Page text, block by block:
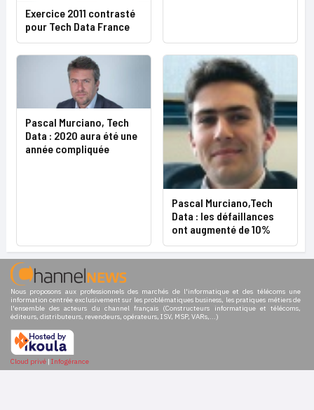
Exercice 2011 contrasté
pour Tech Data France
Pascal Murciano, Tech
Data : 2020 aura été une
année compliquée
Pascal Murciano,Tech
Data : les défaillances
ont augmenté de 10%
Nous proposons aux professionnels des marchés de l'informatique et des télécoms une
information centrée exclusivement sur les problématiques business, les pratiques métiers de
l'ensemble des acteurs du channel français (Constructeurs informatique et télécoms,
éditeurs, distributeurs, revendeurs, opérateurs, ISV, MSP, VARs,...)
Cloud privé | Infogérance